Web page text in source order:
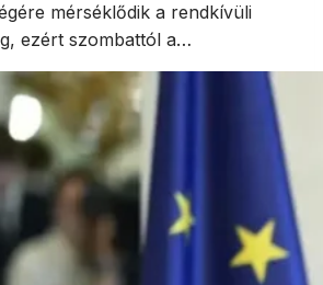
mérséklődik a rendkívüli
ezért szombattól a…